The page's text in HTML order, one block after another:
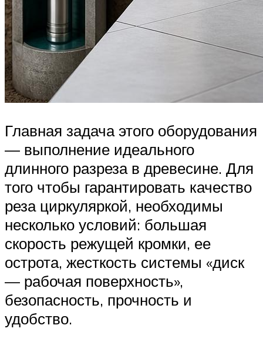
Главная задача этого оборудования
— выполнение идеального
длинного разреза в древесине. Для
того чтобы гарантировать качество
реза циркуляркой, необходимы
несколько условий: большая
скорость режущей кромки, ее
острота, жесткость системы «диск
— рабочая поверхность»,
безопасность, прочность и
удобство.